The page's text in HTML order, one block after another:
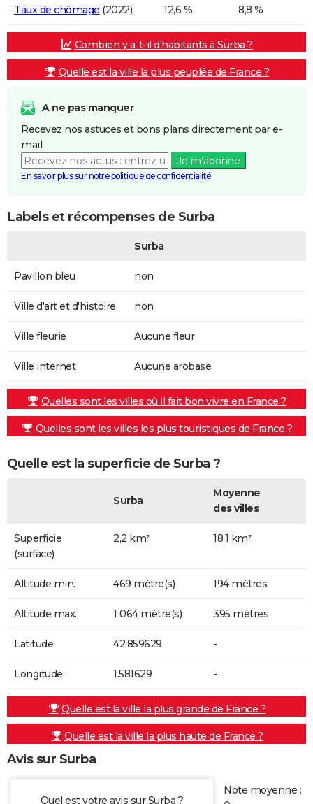
Taux de chômage (2022) 12,6 % 8,8 %
Combien y a-t-il d'habitants à Surba ?
Quelle est la ville la plus peuplée de France ?
A ne pas manquer
Recevez nos astuces et bons plans directement par e-
mail.
Je m'abonne
En savoir plus sur notre politique de confidentialité
Labels et récompenses de Surba
Surba
Pavillon bleu non
Ville d'art et d'histoire non
Ville fleurie Aucune fleur
Ville internet Aucune arobase
Quelles sont les villes où il fait bon vivre en France ?
Quelles sont les villes les plus touristiques de France ?
Quelle est la superficie de Surba ?
Surba
Moyenne
des villes
Superficie
(surface)
2,2 km² 18,1 km²
Altitude min. 469 mètre(s) 194 mètres
Altitude max. 1 064 mètre(s) 395 mètres
Latitude 42.859629 -
Longitude 1.581629 -
Quelle est la ville la plus grande de France ?
Quelle est la ville la plus haute de France ?
Avis sur Surba
Quel est votre avis sur Surba ?
Note moyenne :